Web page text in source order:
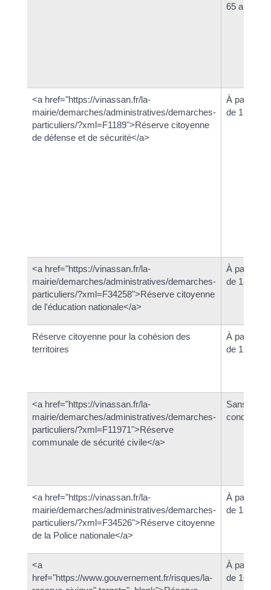
65 ans
<a href="https://vinassan.fr/la-
mairie/demarches/administratives/demarches-
particuliers/?xml=F1189">Réserve citoyenne
de défense et de sécurité</a>
À partir
de 17 ans
<a href="https://vinassan.fr/la-
mairie/demarches/administratives/demarches-
particuliers/?xml=F34258">Réserve citoyenne
de l'éducation nationale</a>
À partir
de 18 ans
Réserve citoyenne pour la cohésion des
territoires
À partir
de 18 ans
<a href="https://vinassan.fr/la-
mairie/demarches/administratives/demarches-
particuliers/?xml=F11971">Réserve
communale de sécurité civile</a>
Sans
condition
<a href="https://vinassan.fr/la-
mairie/demarches/administratives/demarches-
particuliers/?xml=F34526">Réserve citoyenne
de la Police nationale</a>
À partir
de 18 ans
<a
href="https://www.gouvernement.fr/risques/la-
À partir
de 16 ans